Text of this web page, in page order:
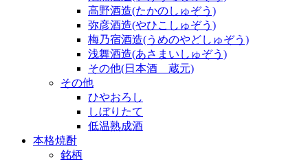
高野酒造(たかのしゅぞう)
弥彦酒造(やひこしゅぞう)
梅乃宿酒造(うめのやどしゅぞう)
浅舞酒造(あさまいしゅぞう)
その他(日本酒 蔵元)
その他
ひやおろし
しぼりたて
低温熟成酒
本格焼酎
銘柄